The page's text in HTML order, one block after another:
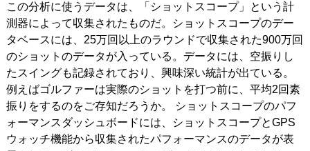
この分析に使うデータは、「ショットスコープ」という計
測器によって収集されたものだ。ショットスコープのデー
タベースには、25万回以上のラウンドで収集された900万回
のショットのデータが入っている。データには、空振りし
たスイングも記録されており、興味深い統計が出ている。
例えばゴルファーは実際のショットを打つ前に、平均2回素
振りをするのをご存知だろうか。 ショットスコープのパフ
ォーマンスダッシュボードには、ショットスコープとGPS
ウォッチ機能から収集されたパフォーマンスのデータが表
Our Mission 私たちの使命
ABOUT US MyGolfSpyJapanとは？